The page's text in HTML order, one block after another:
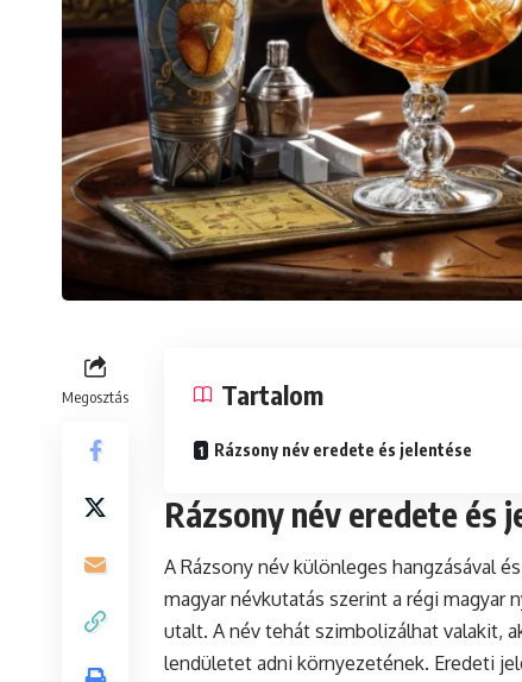
Megosztás Tartalom
Rázsony név eredete és jelentése
Rázsony név eredete és
A Rázsony név különleges hangzásával
magyar névkutatás szerint a régi magyar
utalt. A név tehát szimbolizálhat valakit,
lendületet adni környezetének. Eredeti